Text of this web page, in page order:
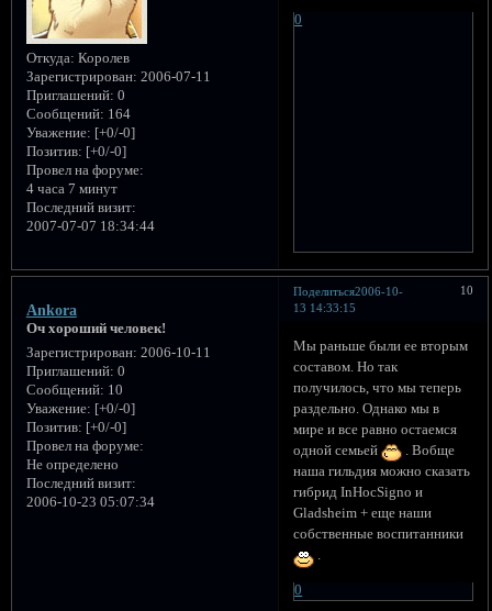
Откуда: Королев
Зарегистрирован: 2006-07-11
Приглашений: 0
Сообщений: 164
Уважение: [+0/-0]
Позитив: [+0/-0]
Провел на форуме:
4 часа 7 минут
Последний визит:
2007-07-07 18:34:44
0
Поделиться 10
2006-10-
13 14:33:15
Ankora
Оч хороший человек!
Зарегистрирован: 2006-10-11
Приглашений: 0
Сообщений: 10
Уважение: [+0/-0]
Позитив: [+0/-0]
Провел на форуме:
Не определено
Последний визит:
2006-10-23 05:07:34
Мы раньше были ее вторым
составом. Но так
получилось, что мы теперь
раздельно. Однако мы в
мире и все равно остаемся
одной семьей
. Вобще
наша гильдия можно сказать
гибрид InHocSigno и
Gladsheim + еще наши
собственные воспитанники
.
0